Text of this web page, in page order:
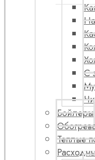
С
Бойлеры
Теплые